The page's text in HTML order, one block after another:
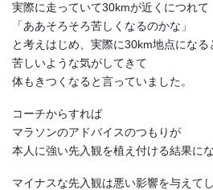
実際に走っていて30kmが近くにつれて
「ああそろそろ苦しくなるのかな」
と考えはじめ、実際に30km地点になる
苦しいような気がしてきて
体もきつくなると言っていました。
コーチからすれば
マラソンのアドバイスのつもりが
本人に強い先入観を植え付ける結果に
マイナスな先入観は悪い影響を与えてし